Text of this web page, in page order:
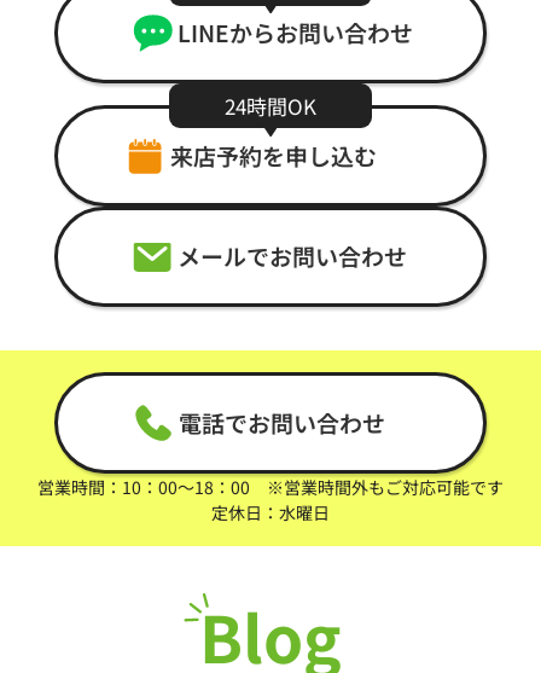
LINEからお問い合わせ
24時間OK
来店予約を申し込む
メールでお問い合わせ
電話でお問い合わせ
営業時間：10：00～18：00 ※営業時間外もご対応可能です
定休日：水曜日
Blog